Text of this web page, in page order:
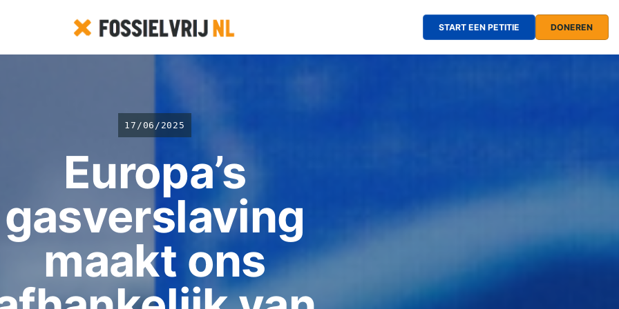
START EEN PETITIE DONEREN
17/06/2025
Europa’s
gasverslaving
maakt ons